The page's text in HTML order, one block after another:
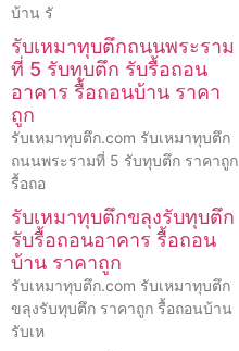
บ้าน รั
รับเหมาทุบตึกถนนพระราม
ที่ 5 รับทุบตึก รับรื้อถอน
อาคาร รื้อถอนบ้าน ราคา
ถูก
รับเหมาทุบตึก.com รับเหมาทุบตึก
ถนนพระรามที่ 5 รับทุบตึก ราคาถูก
รื้อถอ
รับเหมาทุบตึกขลุงรับทุบตึก
รับรื้อถอนอาคาร รื้อถอน
บ้าน ราคาถูก
รับเหมาทุบตึก.com รับเหมาทุบตึก
ขลุงรับทุบตึก ราคาถูก รื้อถอนบ้าน
รับเห